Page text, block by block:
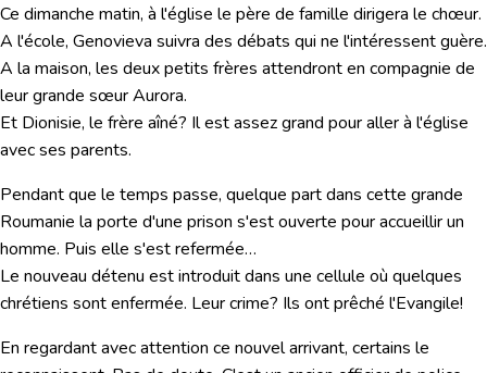
Ce dimanche matin, à l'église le père de famille dirigera le chœur.
A l'école, Genovieva suivra des débats qui ne l'intéressent guère.
A la maison, les deux petits frères attendront en compagnie de
leur grande sœur Aurora.
Et Dionisie, le frère aîné? Il est assez grand pour aller à l'église
avec ses parents.
Pendant que le temps passe, quelque part dans cette grande
Roumanie la porte d'une prison s'est ouverte pour accueillir un
homme. Puis elle s'est refermée…
Le nouveau détenu est introduit dans une cellule où quelques
chrétiens sont enfermée. Leur crime? Ils ont prêché l'Evangile!
En regardant avec attention ce nouvel arrivant, certains le